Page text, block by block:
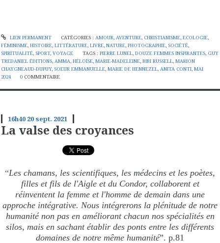
LIEN PERMANENT CATÉGORIES : AMOUR, AVENTURE, CHRISTIANISME, ECOLOGIE,
FÉMINISME, HISTOIRE, LITTÉRATURE, LIVRE, NATURE, PHOTOGRAPHIE, SOCIÉTÉ,
SPIRITUALITÉ, SPORT, VOYAGE TAGS :PIERRE LUNEL,DOUZE FEMMES INSPIRANTES, GUY
TREDANIEL ÉDITIONS, AMMA, HÉLOÏSE, MARIE-MADELEINE, BIBI RUSSELL, MARION
CHAYGNEAUD-DUPUY, SOEUR EMMANUELLE, MARIE DE HENNEZEL, ANITA CONTI, MAI
2024
0 COMMENTAIRE
16h40 20 sept. 2021
La valse des croyances
“Les chamans, les scientifiques, les médecins et les poètes,
filles et fils de l'Aigle et du Condor, collaborent et
réinventent la femme et l'homme de demain dans une
approche intégrative. Nous intégrerons la plénitude de notre
humanité non pas en améliorant chacun nos spécialités en
silos, mais en sachant établir des ponts entre les différents
domaines de notre même humanité”. p.81